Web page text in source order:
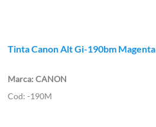
Tinta Canon Alt Gi-190bm Magenta
CANON
-190M